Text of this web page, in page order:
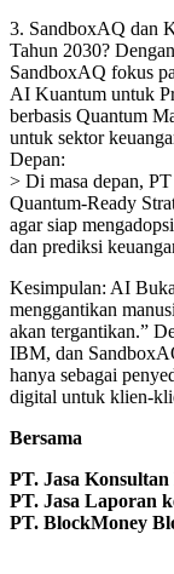
3. SandboxAQ dan
Tahun 2030?
SandboxAQ fokus
AI Kuantum untuk
berbasis Quantum
untuk sektor
Depan:
> Di masa depan,
Quantum-Ready
agar siap
dan prediksi
Kesimpulan: AI
menggantikan
akan tergantikan.”
IBM, dan
hanya sebagai
digital untuk klien-
Bersama
PT. Jasa Konsultan
PT. Jasa Laporan
PT. BlockMoney